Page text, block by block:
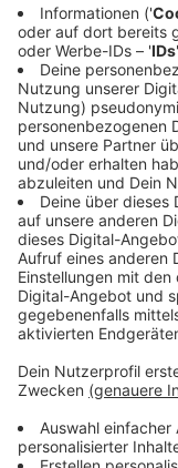
gefrustet schreibt
Tagebuch auf und
Blöd nur, dass ihr
und plötzlich ihre
Streaming-
Anzeige
Wir